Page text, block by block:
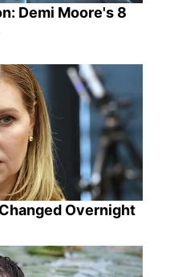
Demi Moore's 8
Overnight